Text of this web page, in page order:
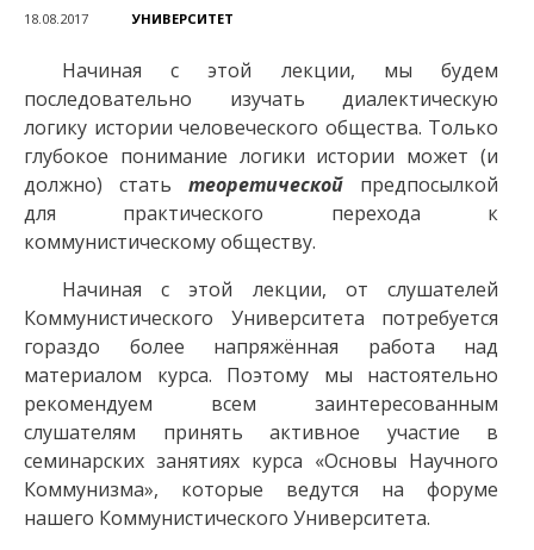
18.08.2017 УНИВЕРСИТЕТ
Начиная с этой лекции, мы будем
последовательно изучать диалектическую
логику истории человеческого общества. Только
глубокое понимание логики истории может (и
должно) стать теоретической предпосылкой
для практического перехода к
коммунистическому обществу.
Начиная с этой лекции, от слушателей
Коммунистического Университета потребуется
гораздо более напряжённая работа над
материалом курса. Поэтому мы настоятельно
рекомендуем всем заинтересованным
слушателям принять активное участие в
семинарских занятиях курса «Основы Научного
Коммунизма», которые ведутся на форуме
нашего Коммунистического Университета.